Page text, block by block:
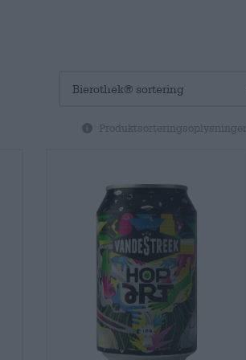
Produktsorteringsoplysninger